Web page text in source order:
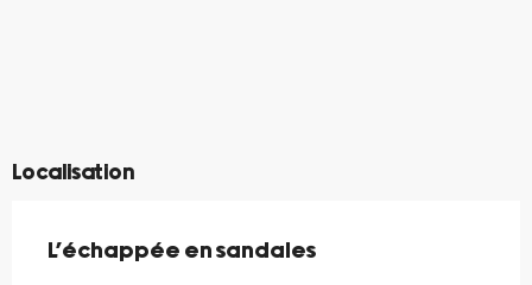
Localisation
L'échappée en sandales